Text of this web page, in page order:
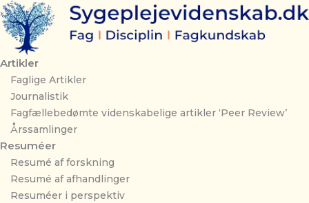
Gå
til
indholdet
Artikler
Faglige Artikler
Journalistik
Fagfællebedømte videnskabelige artikler ‘Peer Review’
Årssamlinger
Resuméer
Resumé af forskning
Resumé af afhandlinger
Resuméer i perspektiv